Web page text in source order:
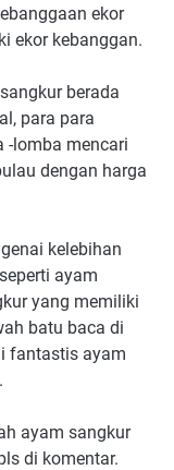
ekor
ekor kebanggan.
berada
para para
-lomba mencari
dengan harga
kelebihan
ayam
yang memiliki
batu baca di
fantastis ayam
ayam sangkur
di komentar.